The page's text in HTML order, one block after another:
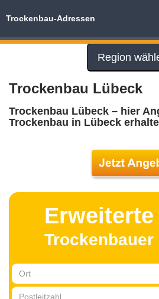
Trockenbau-Adressen
Region
Trockenbau Lübeck
Trockenbau Lübeck – hier
Trockenbau in Lübeck
Erweiterte
Trockenbauer